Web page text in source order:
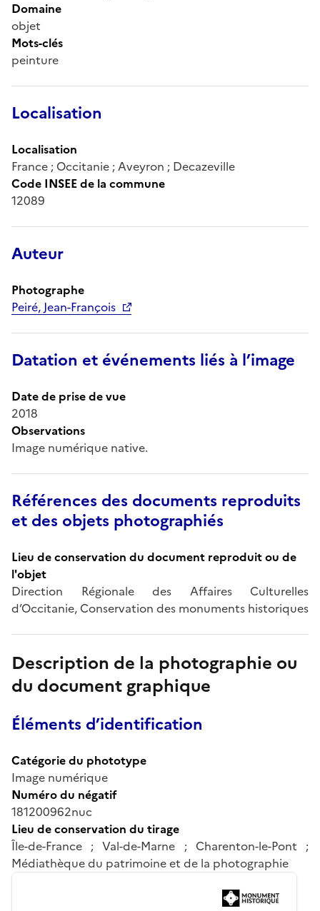
Domaine
objet
Mots-clés
peinture
Localisation
Localisation
France ; Occitanie ; Aveyron ; Decazeville
Code INSEE de la commune
12089
Auteur
Photographe
Peiré, Jean-François
Datation et événements liés à l’image
Date de prise de vue
2018
Observations
Image numérique native.
Références des documents reproduits
et des objets photographiés
Lieu de conservation du document reproduit ou de
l'objet
Direction Régionale des Affaires Culturelles
d’Occitanie, Conservation des monuments historiques
Description de la photographie ou
du document graphique
Éléments d’identification
Catégorie du phototype
Image numérique
Numéro du négatif
181200962nuc
Lieu de conservation du tirage
Île-de-France ; Val-de-Marne ; Charenton-le-Pont ;
Médiathèque du patrimoine et de la photographie